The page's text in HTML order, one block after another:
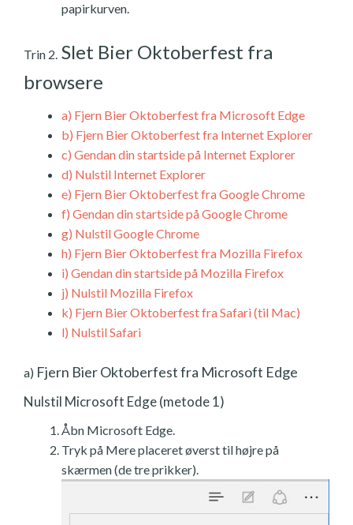
papirkurven.
Trin 2. Slet Bier Oktoberfest fra
browsere
a) Fjern Bier Oktoberfest fra Microsoft Edge
b) Fjern Bier Oktoberfest fra Internet Explorer
c) Gendan din startside på Internet Explorer
d) Nulstil Internet Explorer
e) Fjern Bier Oktoberfest fra Google Chrome
f) Gendan din startside på Google Chrome
g) Nulstil Google Chrome
h) Fjern Bier Oktoberfest fra Mozilla Firefox
i) Gendan din startside på Mozilla Firefox
j) Nulstil Mozilla Firefox
k) Fjern Bier Oktoberfest fra Safari (til Mac)
l) Nulstil Safari
a) Fjern Bier Oktoberfest fra Microsoft Edge
Nulstil Microsoft Edge (metode 1)
Åbn Microsoft Edge.
Tryk på Mere placeret øverst til højre på
skærmen (de tre prikker).